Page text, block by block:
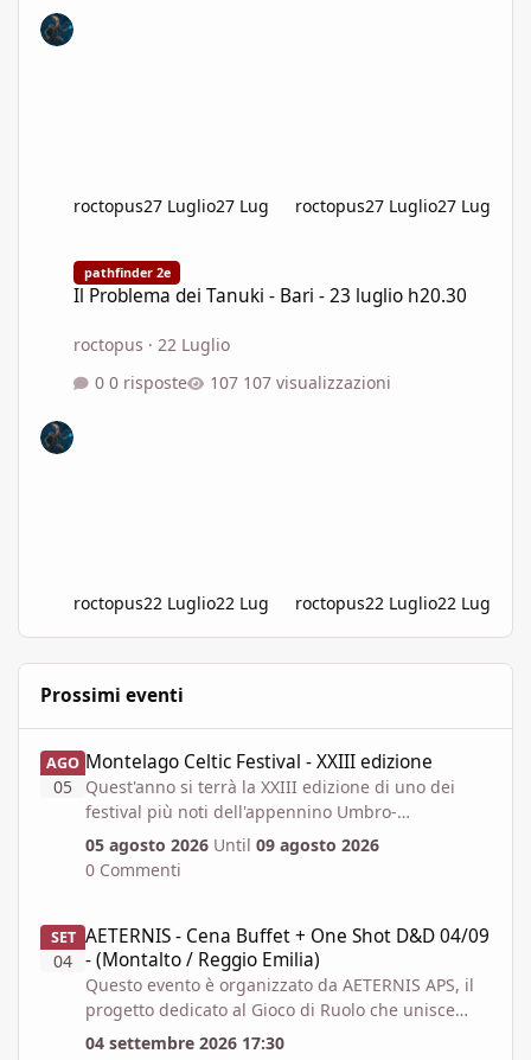
roctopus27 Luglio27 Lug roctopus27 Luglio27 Lug
pathfinder 2e
Il Problema dei Tanuki - Bari - 23 luglio h20.30
roctopus ·22 Luglio
0 risposte
107 visualizzazioni
roctopus22 Luglio22 Lug roctopus22 Luglio22 Lug
Prossimi eventi
AGO
05
Montelago Celtic Festival - XXIII edizione
Quest'anno si terrà la XXIII edizione di uno dei
festival più noti dell'appennino Umbro-
Marchigiano, il Montelago Celtic Festival a
Serravalle di Chienti, sull’altopiano di Colfiorito in
Il festiva è pensato per far vivere un esperienza
immersiva a chi vi partecipa, tantochè I biglietti
attualmente disponibili permettono l'accesso per
almeno due giorni consecutivi. E' attiva la
prevendita Spring Offer, che mette a disposizione
05 agosto 2026 Until 09 agosto 2026
0 Commenti
SET
04
AETERNIS - Cena Buffet + One Shot D&D 04/09
- (Montalto / Reggio Emilia)
Questo evento è organizzato da AETERNIS APS, il
progetto dedicato al Gioco di Ruolo che unisce
sessioni dal vivo, campagne narrative originali e
04 settembre 2026 17:30